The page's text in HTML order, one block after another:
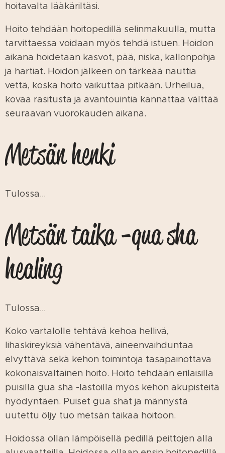
hoitavalta lääkäriltäsi.
Hoito tehdään hoitopedillä selinmakuulla, mutta
tarvittaessa voidaan myös tehdä istuen. Hoidon
aikana hoidetaan kasvot, pää, niska, kallonpohja
ja hartiat. Hoidon jälkeen on tärkeää nauttia
vettä, koska hoito vaikuttaa pitkään. Urheilua,
kovaa rasitusta ja avantouintia kannattaa välttää
seuraavan vuorokauden aikana.
Metsän henki
Tulossa...
Metsän taika -qua sha
healing
Tulossa...
Koko vartalolle tehtävä kehoa hellivä,
lihaskireyksiä vähentävä, aineenvaihduntaa
elvyttävä sekä kehon toimintoja tasapainottava
kokonaisvaltainen hoito. Hoito tehdään erilaisilla
puisilla gua sha -lastoilla myös kehon akupisteitä
hyödyntäen. Puiset gua shat ja männystä
uutettu öljy tuo metsän taikaa hoitoon.
Hoidossa ollan lämpöisellä pedillä peittojen alla